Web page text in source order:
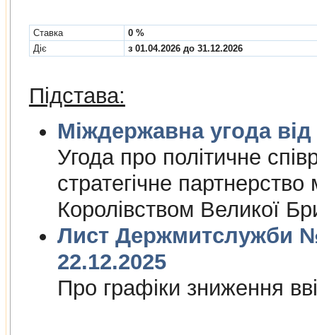
Cтавка
0 %
Діє
з 01.04.2026 до 31.12.2026
Підстава:
Угода про полiтичне
стратегiчне
Королiвством Великої
Лист Держмитслужби №
22.12.2025
Про графiки зниження